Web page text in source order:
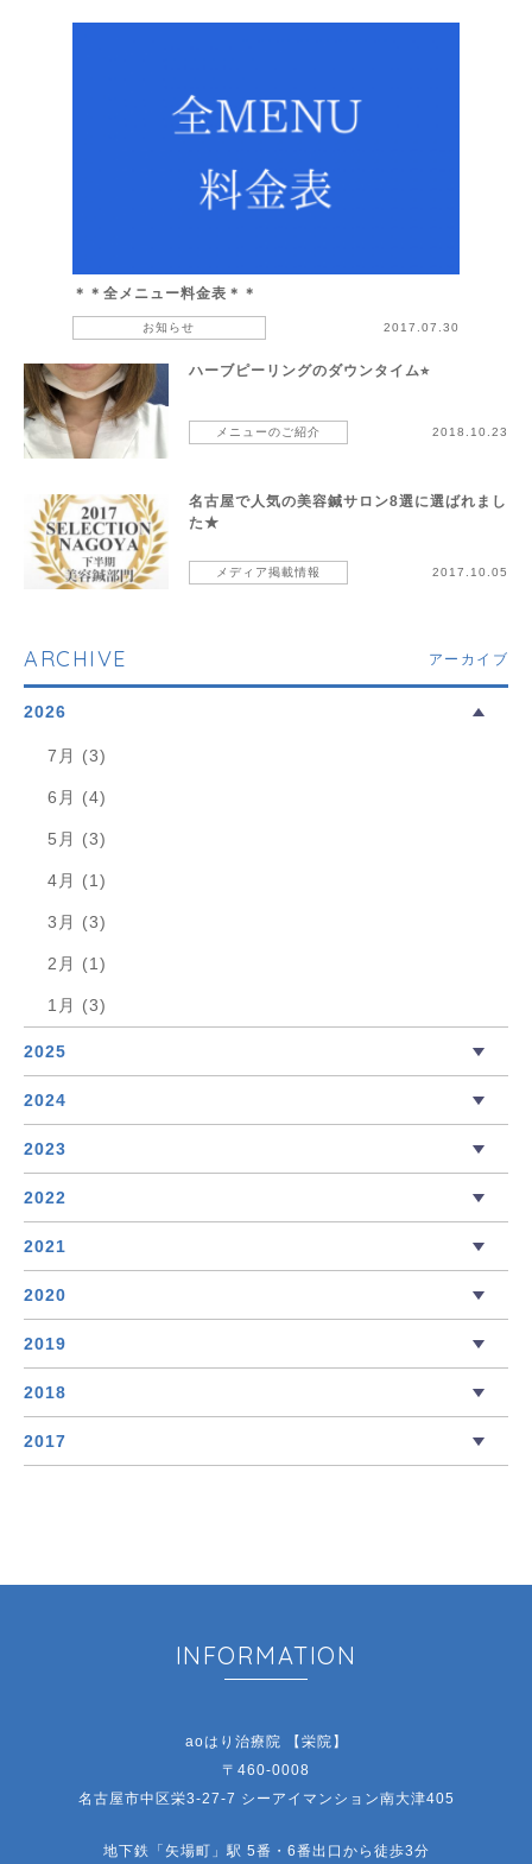
＊＊全メニュー料金表＊＊
お知らせ 2017.07.30
ハーブピーリングのダウンタイム⭐︎
メニューのご紹介 2018.10.23
名古屋で人気の美容鍼サロン8選に選ばれまし
た★
メディア掲載情報 2017.10.05
ARCHIVE アーカイブ
2026
7月 (3)
6月 (4)
5月 (3)
4月 (1)
3月 (3)
2月 (1)
1月 (3)
2025
2024
2023
2022
2021
2020
2019
2018
2017
INFORMATION
aoはり治療院 【栄院】
〒460-0008
名古屋市中区栄3-27-7 シーアイマンション南大津405
地下鉄「矢場町」駅 5番・6番出口から徒歩3分